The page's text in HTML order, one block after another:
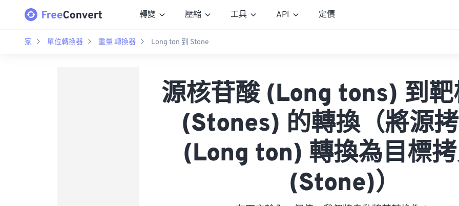
轉變 壓縮 工具 API 定價
家 單位轉換器 重量 轉換器 Long ton 到 Stone
源核苷酸 (Long tons) 到
(Stones) 的轉換（將源
(Long ton) 轉換為目標
(Stone)）